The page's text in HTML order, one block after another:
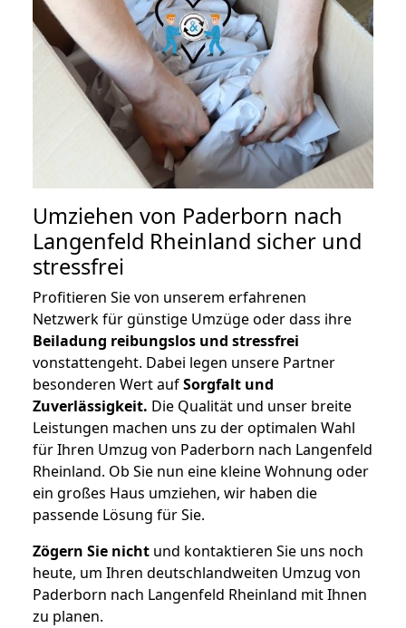
Umziehen von Paderborn nach
Langenfeld Rheinland sicher und
stressfrei
Profitieren Sie von unserem erfahrenen
Netzwerk für günstige Umzüge oder dass ihre
Beiladung reibungslos und stressfrei
vonstattengeht. Dabei legen unsere Partner
besonderen Wert aufSorgfalt und
Zuverlässigkeit. Die Qualität und unser breite
Leistungen machen uns zu der optimalen Wahl
für Ihren Umzug von Paderborn nach Langenfeld
Rheinland. Ob Sie nun eine kleine Wohnung oder
ein großes Haus umziehen, wir haben die
passende Lösung für Sie.
Zögern Sie nicht und kontaktieren Sie uns noch
heute, um Ihren deutschlandweiten Umzug von
Paderborn nach Langenfeld Rheinland mit Ihnen
zu planen.